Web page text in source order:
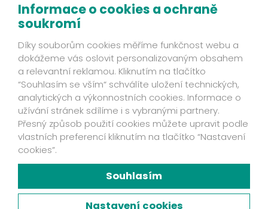
Ze světa EMS
Fakta
Příběhy klientů
Novinky
Mohlo by se hodit
Ochrana osobních údajů
Kontakt
Fakta
Mám zájem o EMS přístroj
Chyť svou šanci!
Facebook
Informace o cookies a ochraně
soukromí
Díky souborům cookies měříme funkčnost webu a
dokážeme vás oslovit personalizovaným obsahem
a relevantní reklamou. Kliknutím na tlačítko
“Souhlasím se vším“ schválíte uložení technických,
analytických a výkonnostních cookies. Informace o
užívání stránek sdílíme i s vybranými partnery.
Přesný způsob použití cookies můžete upravit podle
vlastních preferencí kliknutím na tlačítko “Nastavení
cookies”.
Souhlasím
Nastavení cookies